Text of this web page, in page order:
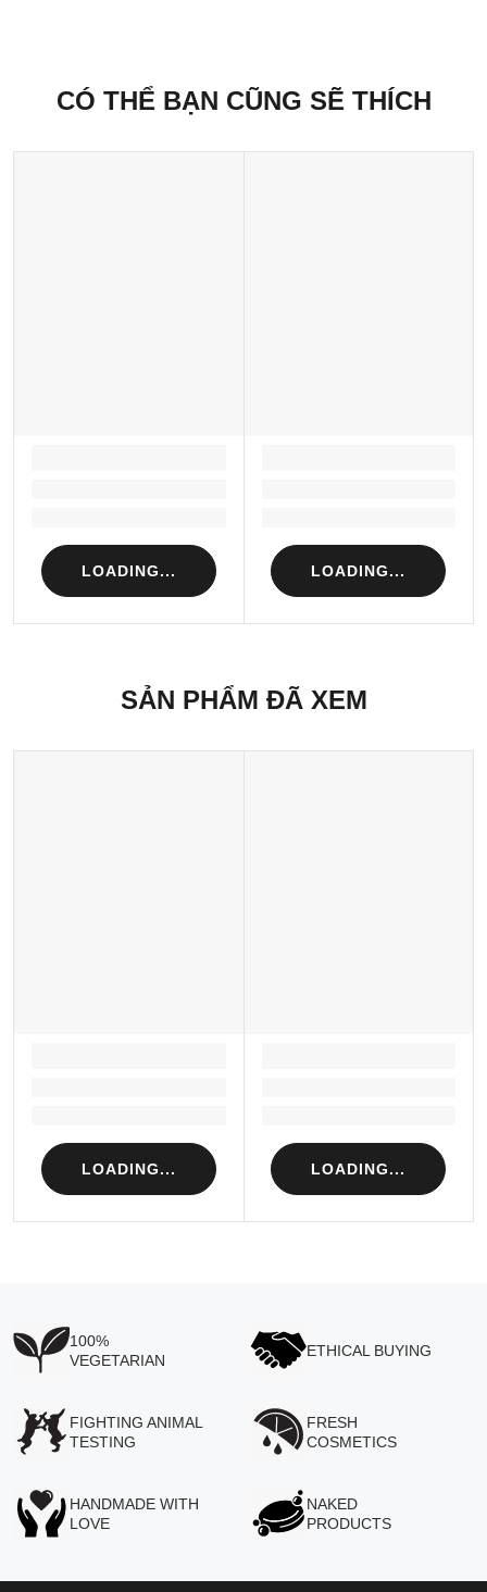
CÓ THỂ BẠN CŨNG SẼ THÍCH
LOADING... LOADING...
SẢN PHẨM ĐÃ XEM
LOADING... LOADING...
100%
VEGETARIAN
ETHICAL BUYING
FIGHTING ANIMAL
TESTING
FRESH
COSMETICS
HANDMADE WITH
LOVE
NAKED
PRODUCTS